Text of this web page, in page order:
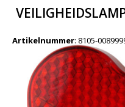
Artikelnummer: 8105-